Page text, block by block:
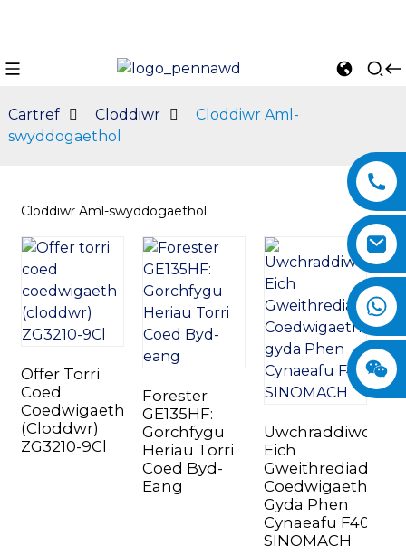
Cartref Cloddiwr
Cloddiwr Aml-
swyddogaethol
Cloddiwr Aml-swyddogaethol
Offer Torri
Coed
Coedwigaeth
(cloddwr)
ZG3210-9Cl
Forester
GE135HF:
Gorchfygu
Heriau Torri
Coed Byd-
Eang
Uwchraddiwch
Eich
Gweithrediadau
Coedwigaeth
Gyda Phen
Cynaeafu F40
SINOMACH